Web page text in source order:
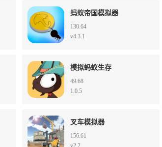
蚂蚁帝国模拟器
130.64
v4.3.1
模拟蚂蚁生存
49.68
1.0.5
叉车模拟器
156.61
v2.2